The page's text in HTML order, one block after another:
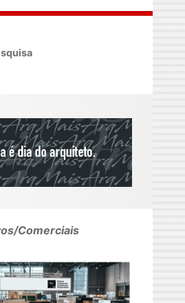
Comerciais